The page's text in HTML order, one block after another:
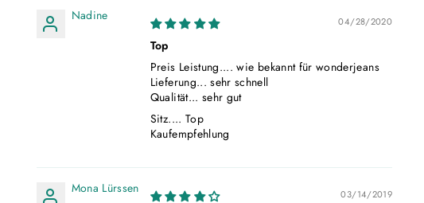
Nadine 04/28/2020
Top
Preis Leistung.... wie bekannt für wonderjeans
Lieferung... sehr schnell
Qualität... sehr gut
Sitz.... Top
Kaufempfehlung
Mona Lürssen 03/14/2019